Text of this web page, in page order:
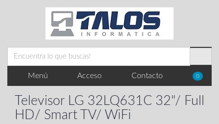
Menú Acceso Contacto 0
Televisor LG 32LQ631C 32"/ Full
HD/ Smart TV/ WiFi